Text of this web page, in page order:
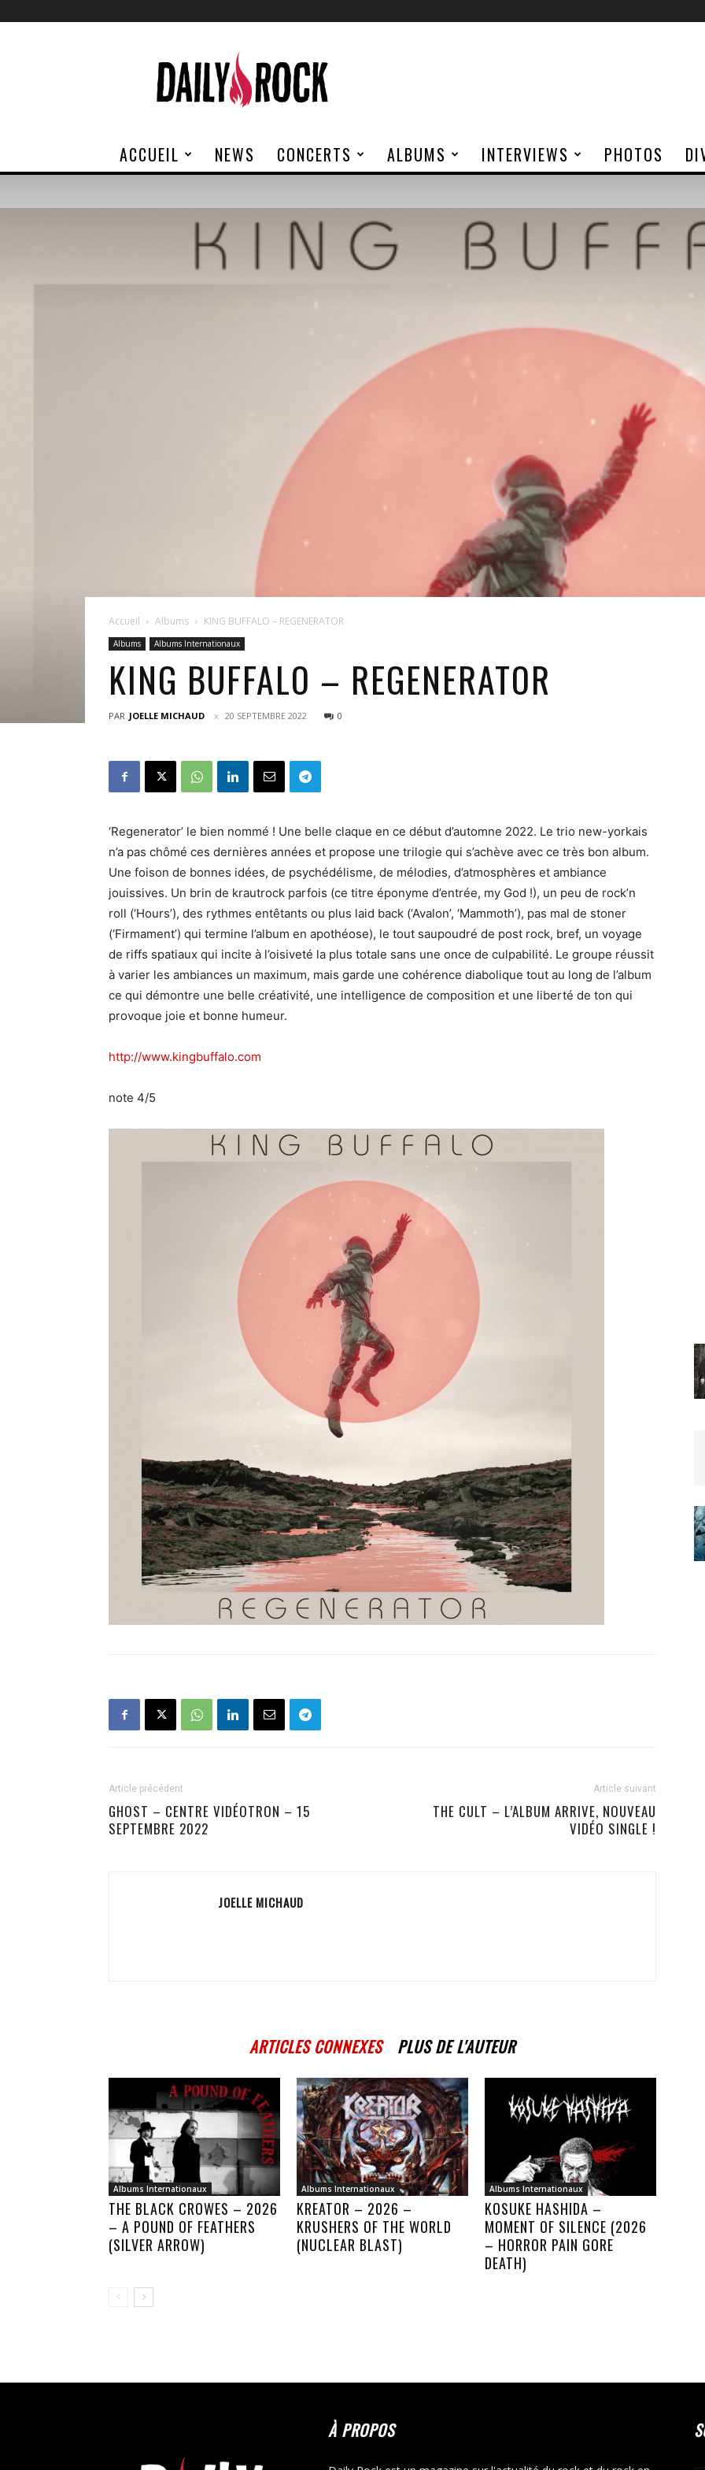
Rock
ACCUEIL NEWS CONCERTS ALBUMS INTERVIEWS PHOTOS
Accueil Albums KING BUFFALO – REGENERATOR
Albums Albums Internationaux
KING BUFFALO – REGENERATOR
PAR JOELLE MICHAUD 20 SEPTEMBRE 2022 0
‘Regenerator’ le bien nommé ! Une belle claque en ce début d’automne 2022. Le trio new-yorkais
n’a pas chômé ces dernières années et propose une trilogie qui s’achève avec ce très bon album.
Une foison de bonnes idées, de psychédélisme, de mélodies, d’atmosphères et ambiance
jouissives. Un brin de krautrock parfois (ce titre éponyme d’entrée, my God !), un peu de rock’n
roll (‘Hours’), des rythmes entêtants ou plus laid back (‘Avalon’, ‘Mammoth’), pas mal de stoner
(‘Firmament’) qui termine l’album en apothéose), le tout saupoudré de post rock, bref, un voyage
de riffs spatiaux qui incite à l’oisiveté la plus totale sans une once de culpabilité. Le groupe réussit
à varier les ambiances un maximum, mais garde une cohérence diabolique tout au long de l’album
ce qui démontre une belle créativité, une intelligence de composition et une liberté de ton qui
provoque joie et bonne humeur.
http://www.kingbuffalo.com
note 4/5
Article précédent
GHOST – CENTRE VIDÉOTRON – 15
SEPTEMBRE 2022
Article suivant
THE CULT – L’ALBUM ARRIVE, NOUVEAU
VIDÉO SINGLE !
JOELLE MICHAUD
ARTICLES CONNEXES PLUS DE L'AUTEUR
Albums Internationaux
THE BLACK CROWES – 2026
– A POUND OF FEATHERS
(SILVER ARROW)
Albums Internationaux
KREATOR – 2026 –
KRUSHERS OF THE WORLD
(NUCLEAR BLAST)
Albums Internationaux
KOSUKE HASHIDA –
MOMENT OF SILENCE (2026
– HORROR PAIN GORE
DEATH)
À PROPOS